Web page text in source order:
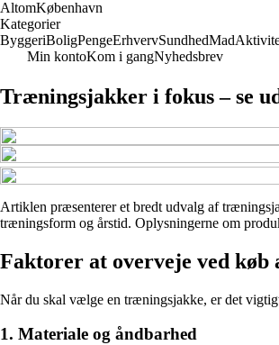
AltomKøbenhavn
Kategorier
ByggeriBoligPengeErhvervSundhedMad
Min kontoKom i gangNyhedsbrev
Træningsjakker i fokus – se
Artiklen præsenterer et bredt udvalg af
træningsform og årstid. Oplysningerne om
Faktorer at overveje ved
Når du skal vælge en træningsjakke, er det
1. Materiale og åndbarhed